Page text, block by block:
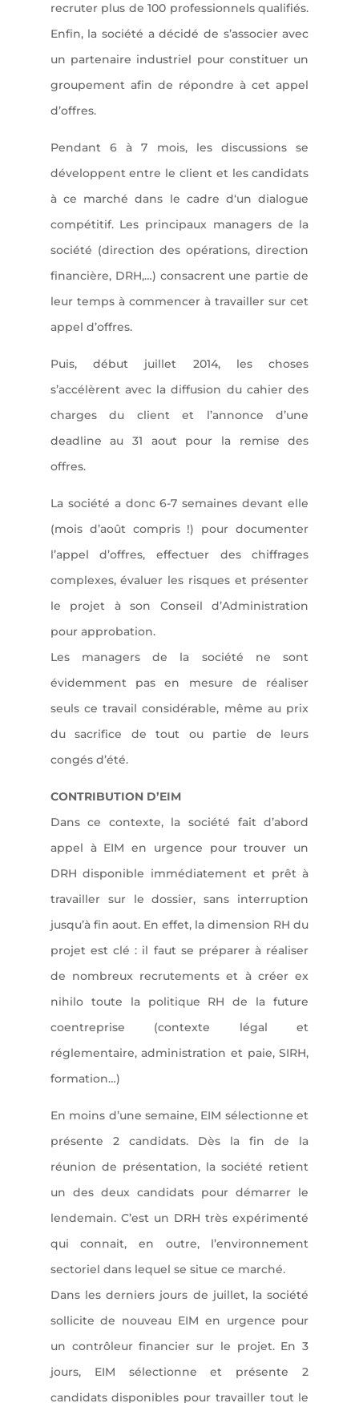
recruter plus de 100 professionnels qualifiés.
Enfin, la société a décidé de s’associer avec
un partenaire industriel pour constituer un
groupement afin de répondre à cet appel
d’offres.
Pendant 6 à 7 mois, les discussions se
développent entre le client et les candidats
à ce marché dans le cadre d‘un dialogue
compétitif. Les principaux managers de la
société (direction des opérations, direction
financière, DRH,…) consacrent une partie de
leur temps à commencer à travailler sur cet
appel d’offres.
Puis, début juillet 2014, les choses
s’accélèrent avec la diffusion du cahier des
charges du client et l’annonce d’une
deadline au 31 aout pour la remise des
offres.
La société a donc 6-7 semaines devant elle
(mois d’août compris !) pour documenter
l’appel d’offres, effectuer des chiffrages
complexes, évaluer les risques et présenter
le projet à son Conseil d’Administration
pour approbation.
Les managers de la société ne sont
évidemment pas en mesure de réaliser
seuls ce travail considérable, même au prix
du sacrifice de tout ou partie de leurs
congés d’été.
CONTRIBUTION D’EIM
Dans ce contexte, la société fait d’abord
appel à EIM en urgence pour trouver un
DRH disponible immédiatement et prêt à
travailler sur le dossier, sans interruption
jusqu’à fin aout. En effet, la dimension RH du
projet est clé : il faut se préparer à réaliser
de nombreux recrutements et à créer ex
nihilo toute la politique RH de la future
coentreprise (contexte légal et
réglementaire, administration et paie, SIRH,
formation…)
En moins d’une semaine, EIM sélectionne et
présente 2 candidats. Dès la fin de la
réunion de présentation, la société retient
un des deux candidats pour démarrer le
lendemain. C’est un DRH très expérimenté
qui connait, en outre, l’environnement
sectoriel dans lequel se situe ce marché.
Dans les derniers jours de juillet, la société
sollicite de nouveau EIM en urgence pour
un contrôleur financier sur le projet. En 3
jours, EIM sélectionne et présente 2
candidats disponibles pour travailler tout le